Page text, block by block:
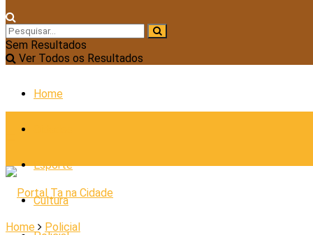
Sem Resultados
Ver Todos os Resultados
Home
Esporte
Cultura
Home Policial